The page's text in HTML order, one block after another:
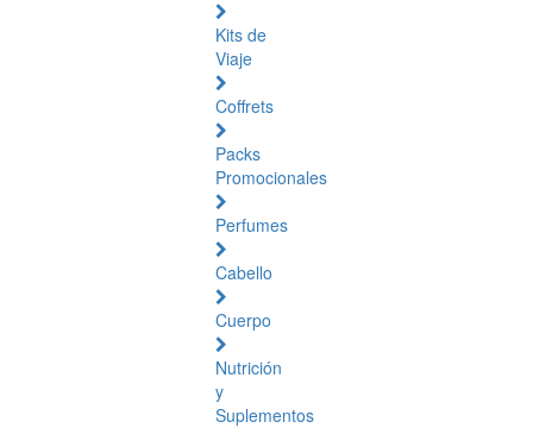
Kits de
Viaje
Coffrets
Packs
Promocionales
Perfumes
Cabello
Cuerpo
Nutrición
y
Suplementos